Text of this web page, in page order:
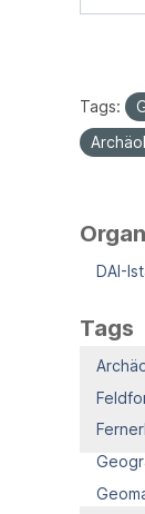
Tags:
DAI-
Tags